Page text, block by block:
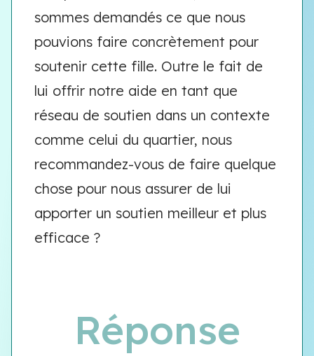
sommes demandés ce que nous
pouvions faire concrètement pour
soutenir cette fille. Outre le fait de
lui offrir notre aide en tant que
réseau de soutien dans un contexte
comme celui du quartier, nous
recommandez-vous de faire quelque
chose pour nous assurer de lui
apporter un soutien meilleur et plus
efficace ?
Réponse